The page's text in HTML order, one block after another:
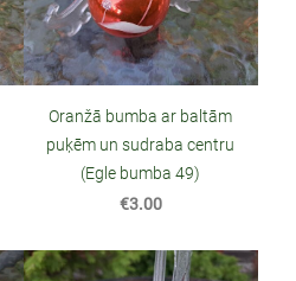
Oranžā bumba ar baltām
puķēm un sudraba centru
(Egle bumba 49)
€3.00